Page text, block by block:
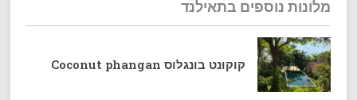
מלונות נוספים בתאילנד
קוקונט בונגלוס Coconut phangan